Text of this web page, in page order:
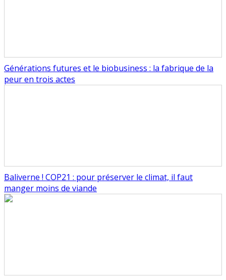
Générations futures et le biobusiness : la fabrique de la
peur en trois actes
Baliverne ! COP21 : pour préserver le climat, il faut
manger moins de viande